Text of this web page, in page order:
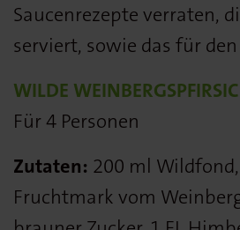
Saucenrezepte verraten,
serviert, sowie das für
WILDE
Für 4 Personen
Zutaten: 200 ml
Fruchtmark vom